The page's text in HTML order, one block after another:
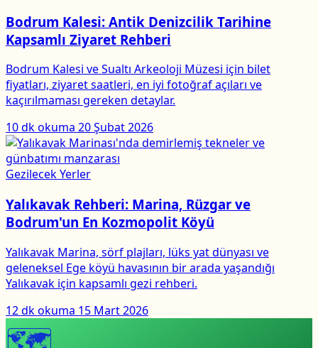
Bodrum Kalesi: Antik Denizcilik Tarihine
Kapsamlı Ziyaret Rehberi
Bodrum Kalesi ve Sualtı Arkeoloji Müzesi için bilet
fiyatları, ziyaret saatleri, en iyi fotoğraf açıları ve
kaçırılmaması gereken detaylar.
10 dk okuma 20 Şubat 2026
Gezilecek Yerler
Yalıkavak Rehberi: Marina, Rüzgar ve
Bodrum'un En Kozmopolit Köyü
Yalıkavak Marina, sörf plajları, lüks yat dünyası ve
geleneksel Ege köyü havasının bir arada yaşandığı
Yalıkavak için kapsamlı gezi rehberi.
12 dk okuma 15 Mart 2026